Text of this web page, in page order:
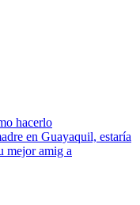
hacerlo
en Guayaquil, estaría
mejor amig a